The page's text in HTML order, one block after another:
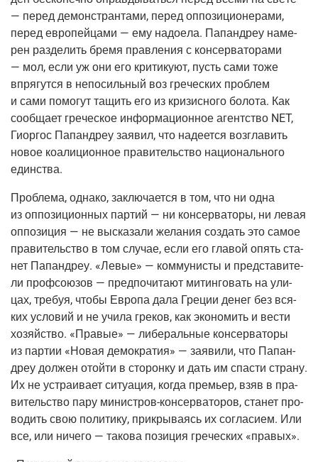
— перед демон­стран­та­ми, перед оппо­зи­ци­о­не­ра­ми,
перед евро­пей­ца­ми — ему надо­е­ла. Папан­дреу наме­
рен раз­де­лить бре­мя прав­ле­ния с кон­сер­ва­то­ра­ми
— мол, если уж они его кри­ти­ку­ют, пусть сами тоже
впря­гут­ся в непо­силь­ный воз гре­че­ских про­блем
и сами помо­гут тащить его из кри­зис­но­го боло­та. Как
сооб­ща­ет гре­че­ское инфор­ма­ци­он­ное агент­ство NET,
Гиор­гос Папан­дреу заявил, что наде­ет­ся воз­гла­вить
новое коа­ли­ци­он­ное пра­ви­тель­ство наци­о­наль­но­го
единства.
Про­бле­ма, одна­ко, заклю­ча­ет­ся в том, что ни одна
из оппо­зи­ци­он­ных пар­тий — ни кон­сер­ва­то­ры, ни левая
оппо­зи­ция — не выска­за­ли жела­ния создать это самое
пра­ви­тель­ство в том слу­чае, если его гла­вой опять ста­
нет Папан­дреу. «Левые» — ком­му­ни­сты и пред­ста­ви­те­
ли проф­со­ю­зов — пред­по­чи­та­ют митин­го­вать на ули­
цах, тре­буя, что­бы Евро­па дала Гре­ции денег без вся­
ких усло­вий и не учи­ла гре­ков, как эко­но­мить и вести
хозяй­ство. «Пра­вые» — либе­раль­ные кон­сер­ва­то­ры
из пар­тии «Новая демо­кра­тия» — заяви­ли, что Папан­
дреу дол­жен отой­ти в сто­рон­ку и дать им спа­сти стра­ну.
Их не устра­и­ва­ет ситу­а­ция, когда пре­мьер, взяв в пра­
ви­тель­ство пару мини­стров-кон­сер­ва­то­ров, ста­нет про­
во­дить свою поли­ти­ку, при­кры­ва­ясь их согла­си­ем. Или
все, или ниче­го — тако­ва пози­ция гре­че­ских «пра­вых».